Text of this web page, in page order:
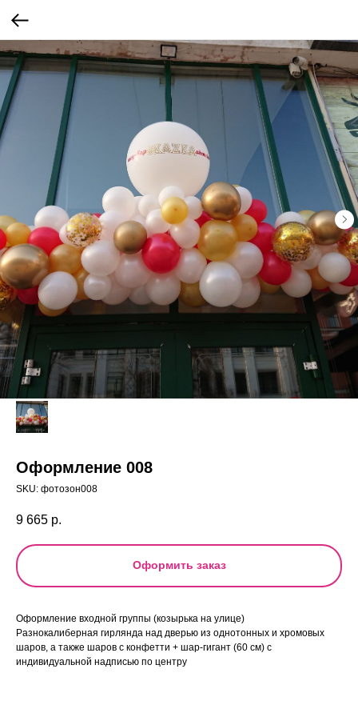
Оформление 008
SKU: фотозон008
9 665 р.
Оформить заказ
Оформление входной группы (козырька на улице)
Разнокалиберная гирлянда над дверью из однотонных и хромовых
шаров, а также шаров с конфетти + шар-гигант (60 см) с
индивидуальной надписью по центру